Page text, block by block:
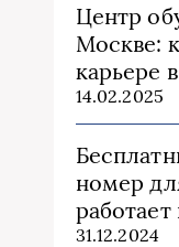
Центр
Москве:
карьере
14.02.2025
номер
31.12.2024